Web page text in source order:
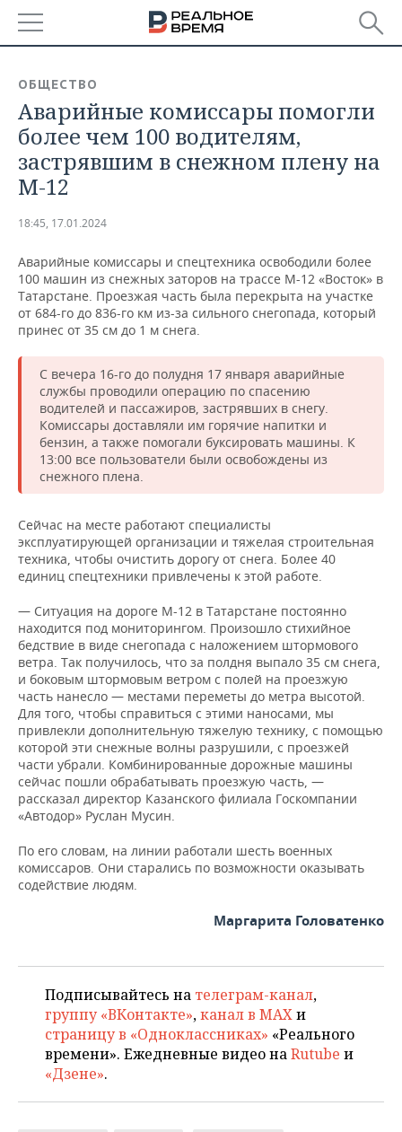
БАШКОРТОСТАН
ТАТАРСТАН
УДМУРТИЯ
НОВОСТИ
АНАЛИТИКА
НОВОСТИ АНАЛИТИКИ
ДЕКЛАРАЦИИ О ДОХОДАХ
КОРОЛИ ГОСЗАКАЗА ПФО
ВУЗЫ ТАТАРСТАНА
КОМУ ПРИНАДЛЕЖАТ
ТОРГОВЫЕ ЦЕНТРЫ
ТАТАРСТАНА
ЭКОНОМИКА
НОВОСТИ ЭКОНОМИКИ
ФИНАНСЫ
БАНКИ
БЮДЖЕТ
ИНВЕСТИЦИИ
ПРОМЫШЛЕННОСТЬ
НОВОСТИ
ПРОМЫШЛЕННОСТИ
АГРОПРОМ
МАШИНОСТРОЕНИЕ
НЕФТЕХИМИЯ
НЕФТЬ
ОПК
ЭНЕРГЕТИКА
НЕДВИЖИМОСТЬ
НОВОСТИ НЕДВИЖИМОСТИ
АВТО
НОВОСТИ АВТО
БИЗНЕС
НОВОСТИ БИЗНЕСА
РОЗНИЧНАЯ ТОРГОВЛЯ
ТРАНСПОРТ
УСЛУГИ
ТЕХНОЛОГИИ
НОВОСТИ ТЕХНОЛОГИЙ
МЕДИА
ТЕЛЕКОММУНИКАЦИИ
МЕРОПРИЯТИЯ
НОВОСТИ МЕРОПРИЯТИЙ
ВЫЕЗДНАЯ РЕДАКЦИЯ
БИЗНЕС-БРАНЧИ
ОТКРЫТАЯ ЛЕКЦИЯ
СПОРТ
НОВОСТИ СПОРТА
ФУТБОЛ
БАСКЕТБОЛ
ВОЛЕЙБОЛ
КИБЕРСПОРТ
ФИГУРНОЕ КАТАНИЕ
ВОДНЫЕ ВИДЫ СПОРТА
ХОККЕЙ С МЯЧОМ
ОБЩЕСТВО
НОВОСТИ ОБЩЕСТВА
ИНФРАСТРУКТУРА
ИСТОРИЯ
КУЛЬТУРА
МЕДИЦИНА
ОБРАЗОВАНИЕ
ПРОИСШЕСТВИЯ
ФОТОГАЛЕРЕЯ
СПРАВОЧНИК
СПИСОК ПЕРСОН
СПИСОК КОМПАНИЙ
ПОЛНАЯ ВЕРСИЯ
ОБЩЕСТВО
Аварийные комиссары помогли
более чем 100 водителям,
застрявшим в снежном плену на
М-12
18:45, 17.01.2024
Аварийные комиссары и спецтехника освободили более
100 машин из снежных заторов на трассе М-12 «Восток» в
Татарстане. Проезжая часть была перекрыта на участке
от 684-го до 836-го км из-за сильного снегопада, который
принес от 35 см до 1 м снега.
С вечера 16-го до полудня 17 января аварийные
службы проводили операцию по спасению
водителей и пассажиров, застрявших в снегу.
Комиссары доставляли им горячие напитки и
бензин, а также помогали буксировать машины. К
13:00 все пользователи были освобождены из
снежного плена.
Сейчас на месте работают специалисты
эксплуатирующей организации и тяжелая строительная
техника, чтобы очистить дорогу от снега. Более 40
единиц спецтехники привлечены к этой работе.
— Ситуация на дороге М-12 в Татарстане постоянно
находится под мониторингом. Произошло стихийное
бедствие в виде снегопада с наложением штормового
ветра. Так получилось, что за полдня выпало 35 см снега,
и боковым штормовым ветром с полей на проезжую
часть нанесло — местами переметы до метра высотой.
Для того, чтобы справиться с этими наносами, мы
привлекли дополнительную тяжелую технику, с помощью
которой эти снежные волны разрушили, с проезжей
части убрали. Комбинированные дорожные машины
сейчас пошли обрабатывать проезжую часть, —
рассказал директор Казанского филиала Госкомпании
«Автодор» Руслан Мусин.
По его словам, на линии работали шесть военных
комиссаров. Они старались по возможности оказывать
содействие людям.
Маргарита Головатенко
Подписывайтесь на телеграм-канал,
группу «ВКонтакте»,канал в MAXи
страницу в «Одноклассниках» «Реального
времени». Ежедневные видео наRutube и
«Дзене».